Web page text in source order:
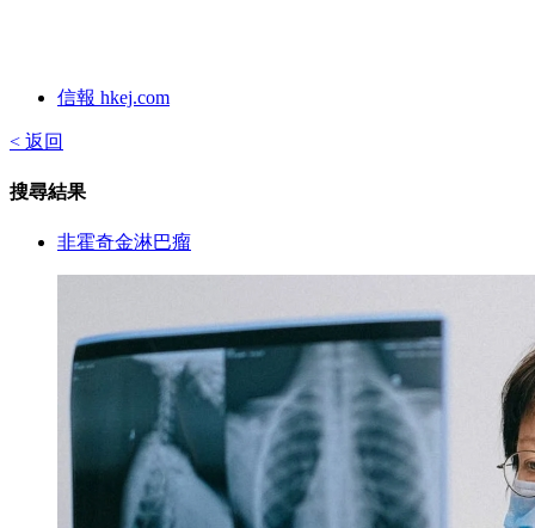
信報 hkej.com
< 返回
搜尋結果
非霍奇金淋巴瘤